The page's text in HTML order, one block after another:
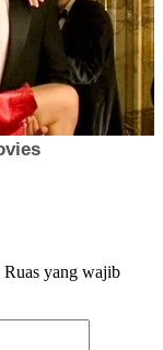
Ruas yang wajib